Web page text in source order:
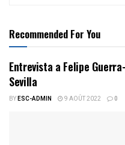
Recommended For You
Entrevista a Felipe
Sevilla
BYESC-ADMIN 9 AOÛT 2022 0